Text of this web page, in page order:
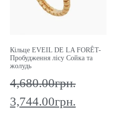
Кільце EVEIL DE LA FORÊT-
Пробудження лісу Сойка та
жолудь
4,680.00грн.
3,744.00грн.